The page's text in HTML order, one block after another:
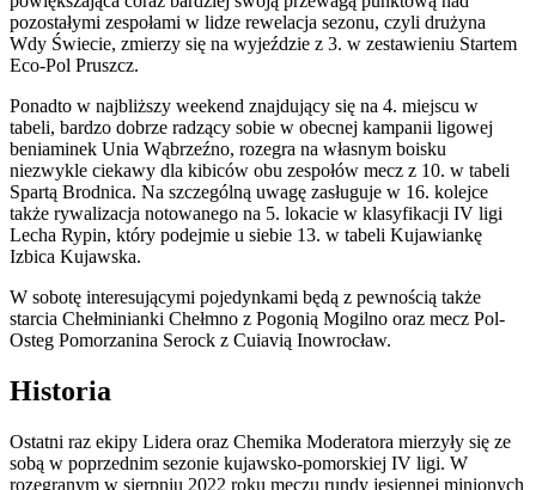
pozostałymi zespołami w lidze rewelacja sezonu, czyli drużyna
Wdy Świecie, zmierzy się na wyjeździe z 3. w zestawieniu Startem
Eco-Pol Pruszcz.
Ponadto w najbliższy weekend znajdujący się na 4. miejscu w
tabeli, bardzo dobrze radzący sobie w obecnej kampanii ligowej
beniaminek Unia Wąbrzeźno, rozegra na własnym boisku
niezwykle ciekawy dla kibiców obu zespołów mecz z 10. w tabeli
Spartą Brodnica. Na szczególną uwagę zasługuje w 16. kolejce
także rywalizacja notowanego na 5. lokacie w klasyfikacji IV ligi
Lecha Rypin, który podejmie u siebie 13. w tabeli Kujawiankę
Izbica Kujawska.
W sobotę interesującymi pojedynkami będą z pewnością także
starcia Chełminianki Chełmno z Pogonią Mogilno oraz mecz Pol-
Osteg Pomorzanina Serock z Cuiavią Inowrocław.
Historia
Ostatni raz ekipy Lidera oraz Chemika Moderatora mierzyły się ze
sobą w poprzednim sezonie kujawsko-pomorskiej IV ligi. W
rozegranym w sierpniu 2022 roku meczu rundy jesiennej minionych